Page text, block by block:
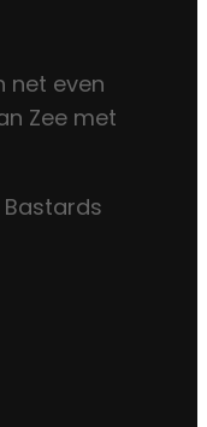
net even
Zee met
Bastards